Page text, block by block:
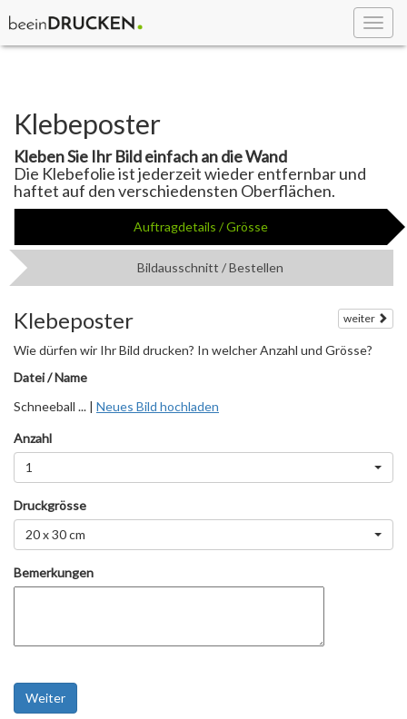
Klebeposter
Kleben Sie Ihr Bild einfach an die Wand
Die Klebefolie ist jederzeit wieder entfernbar und
haftet auf den verschiedensten Oberflächen.
Auftragdetails / Grösse
Bildausschnitt / Bestellen
weiter
Klebeposter
Wie dürfen wir Ihr Bild drucken? In welcher Anzahl und Grösse?
Datei / Name
Schneeball ... | Neues Bild hochladen
Anzahl
1
Druckgrösse
20 x 30 cm
Bemerkungen
Weiter